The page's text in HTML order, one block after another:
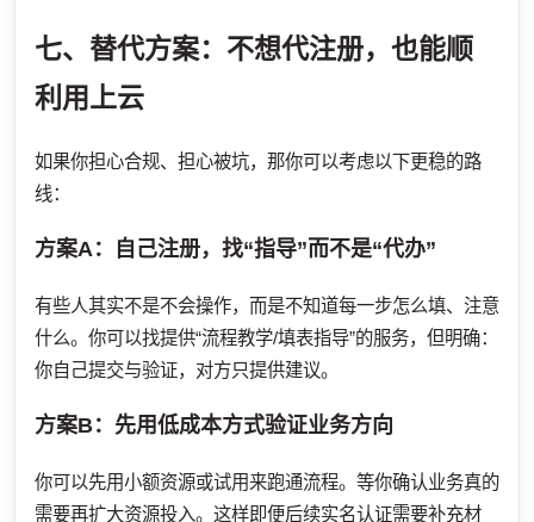
七、替代方案：不想代注册，也能顺
利用上云
如果你担心合规、担心被坑，那你可以考虑以下更稳的路
线：
方案A：自己注册，找“指导”而不是“代办”
有些人其实不是不会操作，而是不知道每一步怎么填、注意
什么。你可以找提供“流程教学/填表指导”的服务，但明确：
你自己提交与验证，对方只提供建议。
方案B：先用低成本方式验证业务方向
你可以先用小额资源或试用来跑通流程。等你确认业务真的
需要再扩大资源投入。这样即便后续实名认证需要补充材